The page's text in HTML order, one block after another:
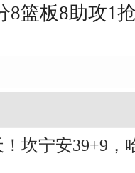
篮板8助攻1
坎宁安39+9，